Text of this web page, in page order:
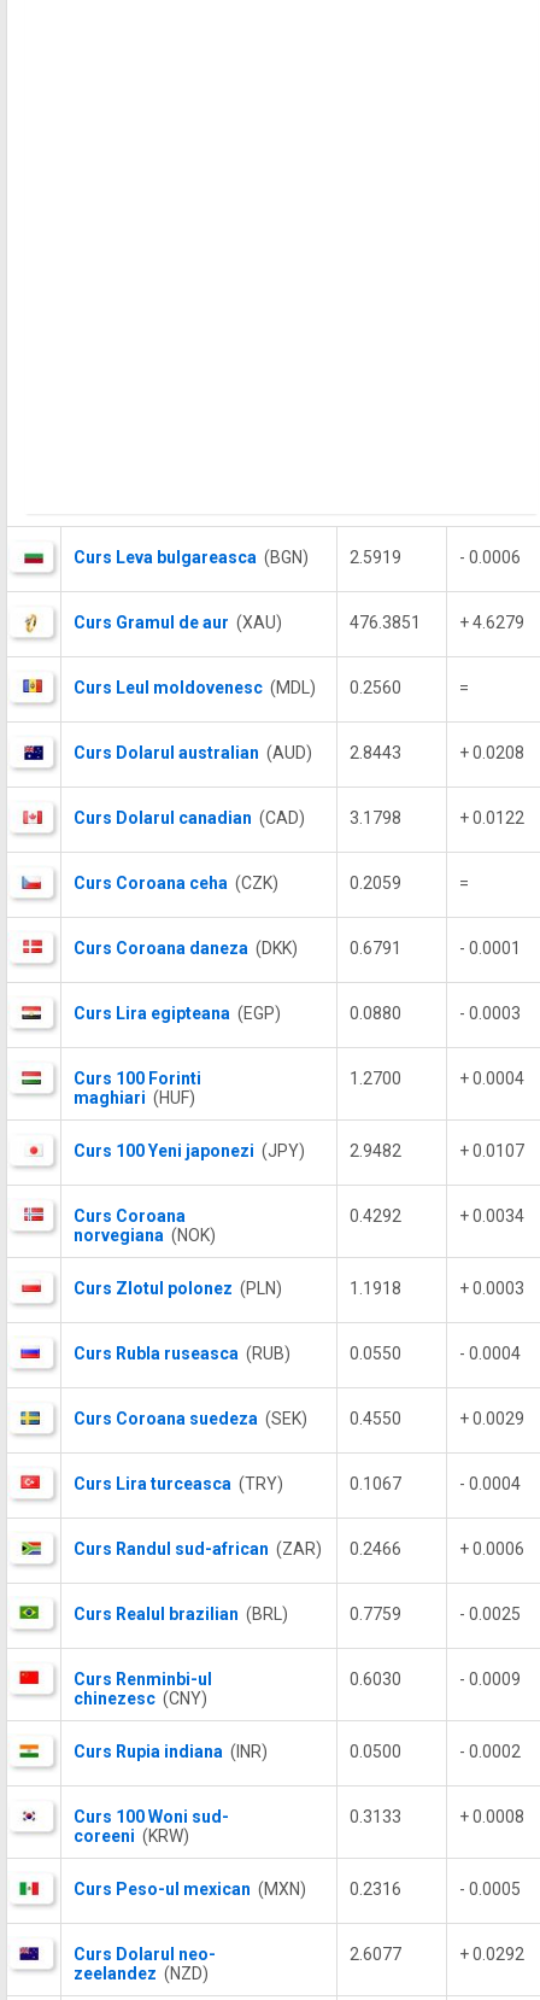
Curs Leva bulgareasca (BGN) 2.5919 - 0.0006
Curs Gramul de aur (XAU) 476.3851 + 4.6279
Curs Leul moldovenesc (MDL) 0.2560 =
Curs Dolarul australian (AUD) 2.8443 + 0.0208
Curs Dolarul canadian (CAD) 3.1798 + 0.0122
Curs Coroana ceha (CZK) 0.2059 =
Curs Coroana daneza (DKK) 0.6791 - 0.0001
Curs Lira egipteana (EGP) 0.0880 - 0.0003
Curs 100 Forinti
maghiari (HUF)
1.2700 + 0.0004
Curs 100 Yeni japonezi (JPY) 2.9482 + 0.0107
Curs Coroana
norvegiana (NOK)
0.4292 + 0.0034
Curs Zlotul polonez (PLN) 1.1918 + 0.0003
Curs Rubla ruseasca (RUB) 0.0550 - 0.0004
Curs Coroana suedeza (SEK) 0.4550 + 0.0029
Curs Lira turceasca (TRY) 0.1067 - 0.0004
Curs Randul sud-african (ZAR) 0.2466 + 0.0006
Curs Realul brazilian (BRL) 0.7759 - 0.0025
Curs Renminbi-ul
chinezesc (CNY)
0.6030 - 0.0009
Curs Rupia indiana (INR) 0.0500 - 0.0002
Curs 100 Woni sud-
coreeni (KRW)
0.3133 + 0.0008
Curs Peso-ul mexican (MXN) 0.2316 - 0.0005
Curs Dolarul neo-
zeelandez (NZD)
2.6077 + 0.0292